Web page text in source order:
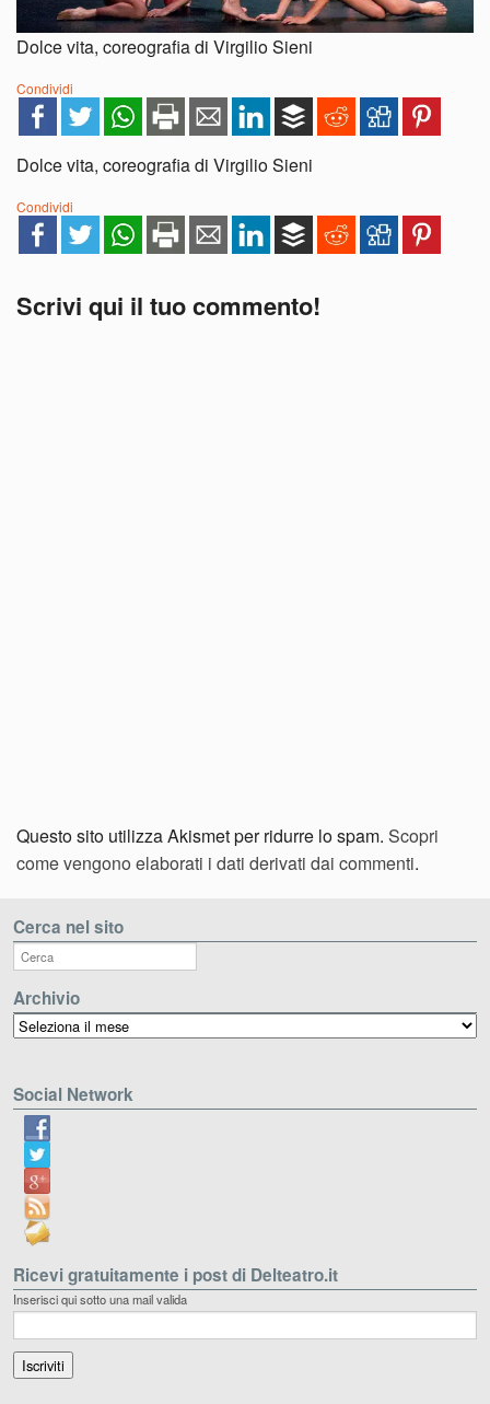
Dolce vita, coreografia di Virgilio Sieni
Condividi
Dolce vita, coreografia di Virgilio Sieni
Condividi
Scrivi qui il tuo commento!
Questo sito utilizza Akismet per ridurre lo spam. Scopri
come vengono elaborati i dati derivati dai commenti.
Cerca nel sito
Archivio
Archivio
Social Network
Ricevi gratuitamente i post di Delteatro.it
Inserisci qui sotto una mail valida